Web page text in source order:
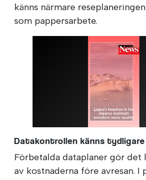
känns närmare
som pappersarbete.
Datakontrollen känns tydligare
Förbetalda dataplaner gör det
av kostnaderna före avresan. I